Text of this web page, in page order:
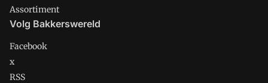
Assortiment
Volg Bakkerswereld
Facebook
x
RSS